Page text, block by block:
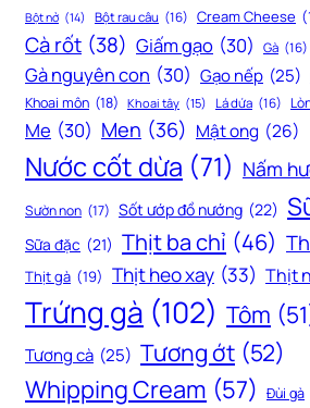
Bột nở (14) Bột rau câu (16) Cream Cheese
Cà rốt (38) Giấm gạo (30) Gà (16)
Gà nguyên con (30) Gạo nếp (25)
Khoai môn (18) Khoai tây (15) Lá dứa (16)
Me (30) Men (36) Mật ong (26)
Nước cốt dừa (71) Nấm
Sườn non (17) Sốt ướp đồ nướng (22)
Sữa đặc (21) Thịt ba chỉ (46)
Thịt gà (19) Thịt heo xay (33) Thịt
Trứng gà (102) Tôm
Tương cà (25) Tương ớt (52)
Whipping Cream (57) Đùi gà